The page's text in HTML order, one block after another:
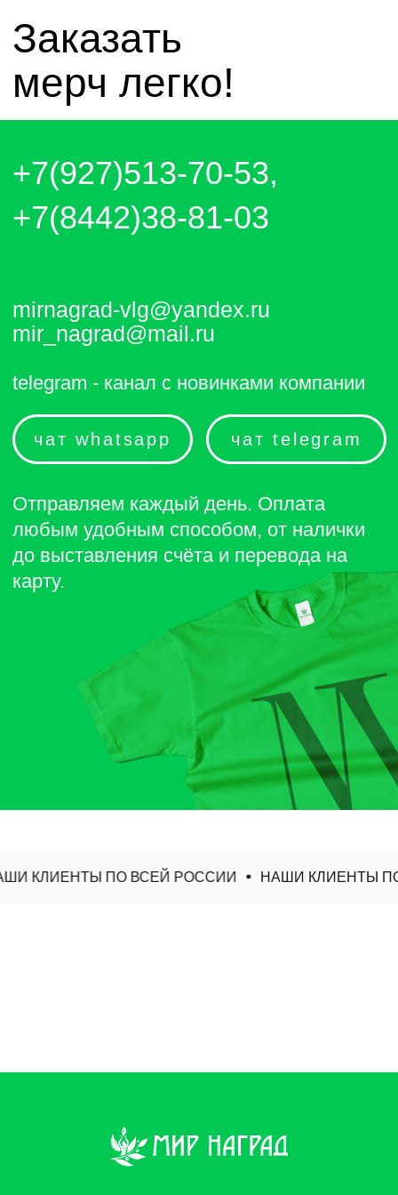
любым удобным способом, от налички
до выставления счёта и перевода на
карту.
КЛИЕНТЫ ПО ВСЕЙ РОССИИ НАШИ КЛИЕНТЫ ПО